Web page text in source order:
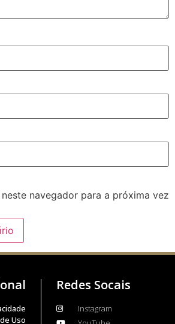
navegador para a próxima vez
Uso
Redes Socais
Instagram